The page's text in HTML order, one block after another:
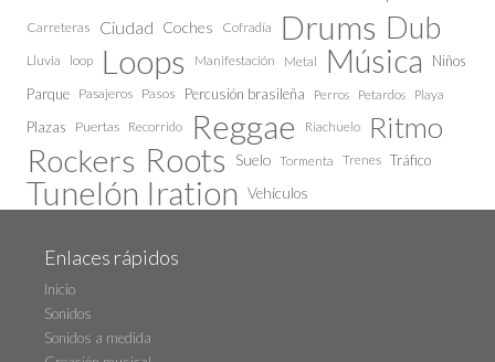
Carreteras Ciudad Coches Cofradía Drums Dub
Lluvia loop Loops Manifestación Metal Música
Niños
Parque Pasajeros Pasos Percusión brasileña Perros Petardos Playa
Plazas Puertas Recorrido Reggae Riachuelo Ritmo
Rockers Roots Suelo Tormenta Trenes Tráfico
Tunelón Iration Vehículos
Enlaces rápidos
Inicio
Sonidos
Sonidos a medida